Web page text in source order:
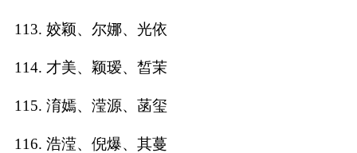
113. 姣颖、尔娜、光依
114. 才美、颖瑷、皙茉
115. 淯嫣、滢源、菡玺
116. 浩滢、倪爆、其蔓